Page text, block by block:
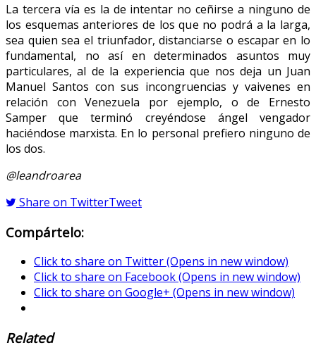
La tercera vía es la de intentar no ceñirse a ninguno de
los esquemas anteriores de los que no podrá a la larga,
sea quien sea el triunfador, distanciarse o escapar en lo
fundamental, no así en determinados asuntos muy
particulares, al de la experiencia que nos deja un Juan
Manuel Santos con sus incongruencias y vaivenes en
relación con Venezuela por ejemplo, o de Ernesto
Samper que terminó creyéndose ángel vengador
haciéndose marxista. En lo personal prefiero ninguno de
los dos.
@leandroarea
Share on TwitterTweet
Compártelo:
Click to share on Twitter (Opens in new window)
Click to share on Facebook (Opens in new window)
Click to share on Google+ (Opens in new window)
Related